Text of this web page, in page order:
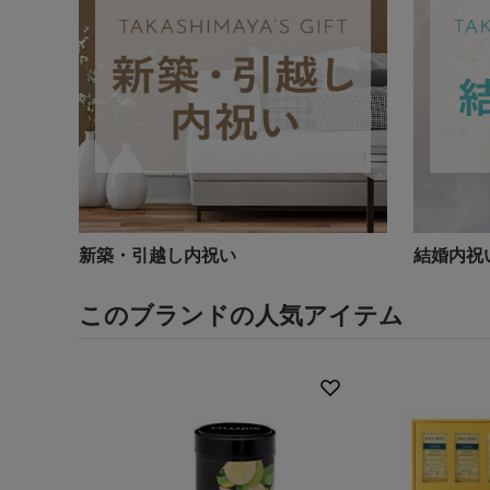
新築・引越し内祝い 結婚内祝
このブランドの人気アイテム